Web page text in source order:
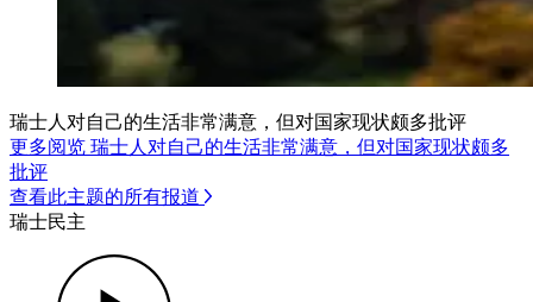
瑞士人对自己的生活非常满意，但对国家现状颇多批评
更多阅览 瑞士人对自己的生活非常满意，但对国家现状颇多
批评
查看此主题的所有报道
瑞士民主